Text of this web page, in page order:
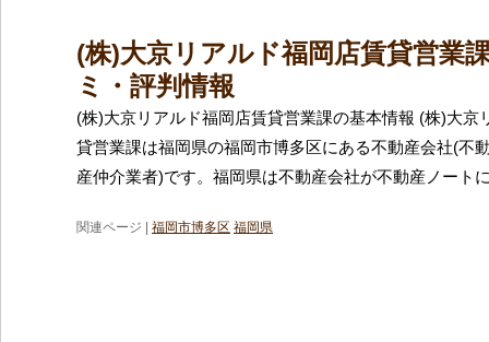
(株)大京リアルド福岡店賃貸営業
ミ・評判情報
(株)大京リアルド福岡店賃貸営業課の基本情報 (株)大京
貸営業課は福岡県の福岡市博多区にある不動産会社(不
産仲介業者)です。福岡県は不動産会社が不動産ノート
関連ページ | 福岡市博多区 福岡県